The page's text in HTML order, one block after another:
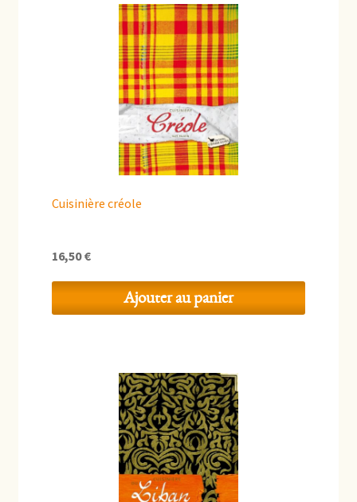
Cuisinière créole
16,50€
Ajouter au panier